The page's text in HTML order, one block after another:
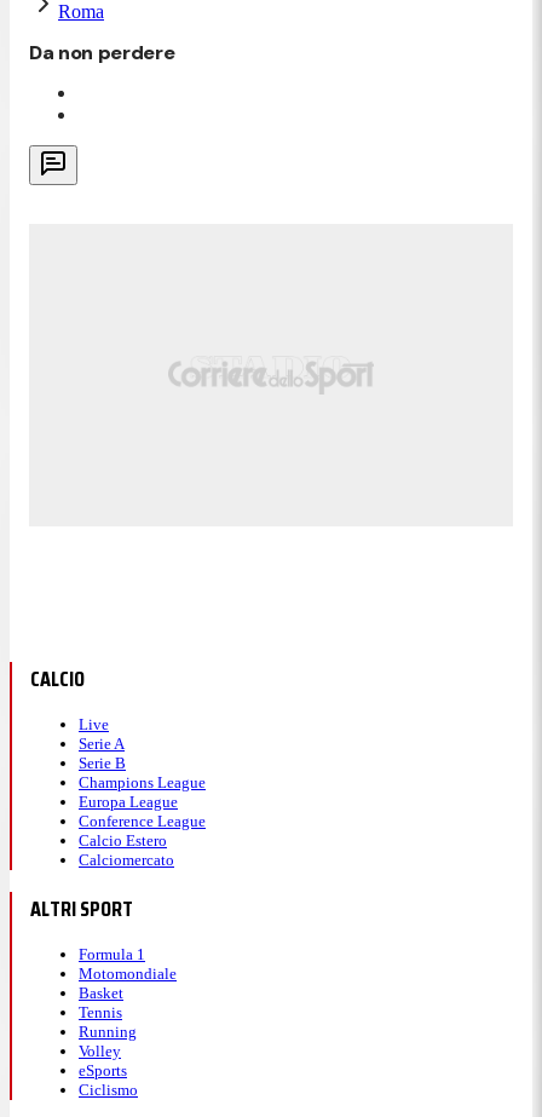
Roma
Da non perdere
CALCIO
Live
Serie A
Serie B
Champions League
Europa League
Conference League
Calcio Estero
Calciomercato
ALTRI SPORT
Formula 1
Motomondiale
Basket
Tennis
Running
Volley
eSports
Ciclismo